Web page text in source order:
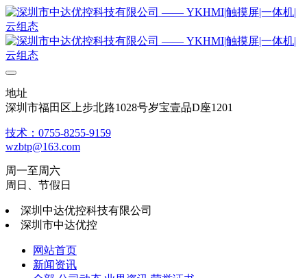
地址
深圳市福田区上步北路1028号岁宝壹品D座1201
技术：0755-8255-9159
wzbtp@163.com
周一至周六
周日、节假日
深圳中达优控科技有限公司
深圳市中达优控
网站首页
新闻资讯